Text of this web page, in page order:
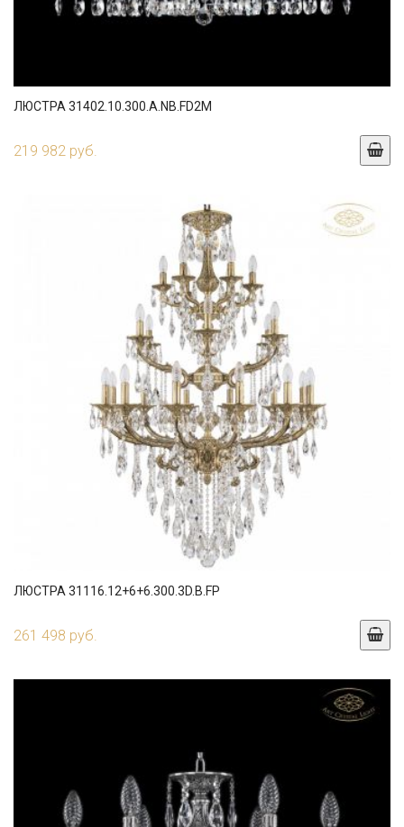
ЛЮСТРА 31402.10.300.A.NB.FD2M
219 982 руб.
ЛЮСТРА 31116.12+6+6.300.3D.B.FP
261 498 руб.